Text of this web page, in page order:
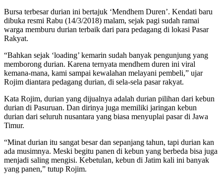
Bursa terbesar durian ini bertajuk ‘Mendhem Duren’. Kendati baru
dibuka resmi Rabu (14/3/2018) malam, sejak pagi sudah ramai
warga memburu durian terbaik dari para pedagang di lokasi Pasar
Rakyat.
“Bahkan sejak ‘loading’ kemarin sudah banyak pengunjung yang
memborong durian. Karena ternyata mendhem duren ini viral
kemana-mana, kami sampai kewalahan melayani pembeli,” ujar
Rojim diantara pedagang durian, di sela-sela pasar rakyat.
Kata Rojim, durian yang dijualnya adalah durian pilihan dari kebun
durian di Pasuruan. Dan dirinya juga memiliki jaringan kebun
durian dari seluruh nusantara yang biasa menyuplai pasar di Jawa
Timur.
“Minat durian itu sangat besar dan sepanjang tahun, tapi durian kan
ada musimnya. Meski begitu panen di kebun yang berbeda bisa juga
menjadi saling mengisi. Kebetulan, kebun di Jatim kali ini banyak
yang panen,” tutup Rojim.